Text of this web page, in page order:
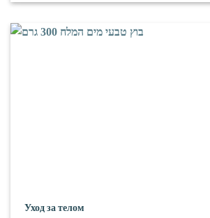
Уход за телом